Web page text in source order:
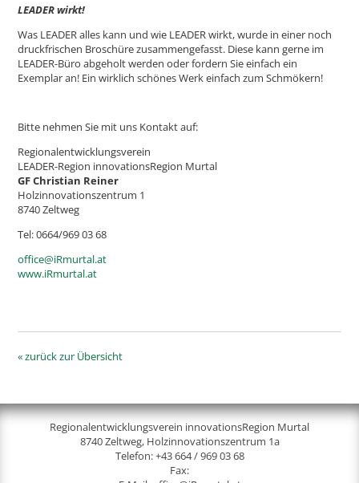
LEADER wirkt!
Was LEADER alles kann und wie LEADER wirkt, wurde in einer noch
druckfrischen Broschüre zusammengefasst. Diese kann gerne im
LEADER-Büro abgeholt werden oder fordern Sie einfach ein
Exemplar an! Ein wirklich schönes Werk einfach zum Schmökern!
Bitte nehmen Sie mit uns Kontakt auf:
Regionalentwicklungsverein
LEADER-Region innovationsRegion Murtal
GF Christian Reiner
Holzinnovationszentrum 1
8740 Zeltweg
Tel: 0664/969 03 68
office@iRmurtal.at
www.iRmurtal.at
« zurück zur Übersicht
Regionalentwicklungsverein innovationsRegion Murtal
8740 Zeltweg, Holzinnovationszentrum 1a
Telefon:+43 664 / 969 03 68
Fax: